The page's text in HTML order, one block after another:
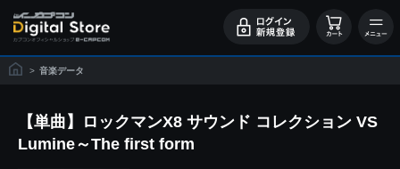
> 音楽データ
【単曲】ロックマンX8 サウンド コレクション VS
Lumine～The first form